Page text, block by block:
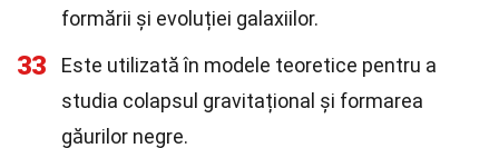
formării și evoluției galaxiilor.
33
Este utilizată în modele teoretice pentru a
studia colapsul gravitațional și formarea
găurilor negre.